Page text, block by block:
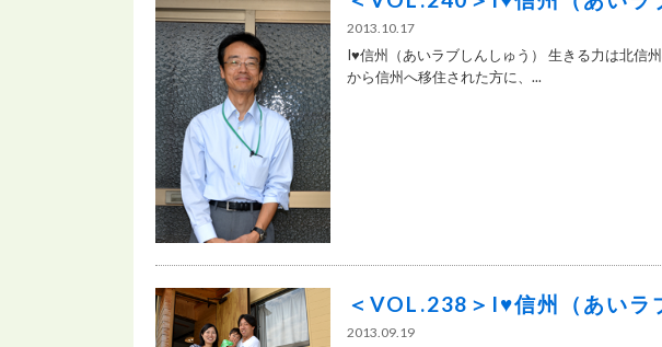
2013.10.17
I♥信州（あいラブしんしゅう） 生きる力は北信
から信州へ移住された方に、...
＜VOL.238＞I♥信州（あいラ
2013.09.19